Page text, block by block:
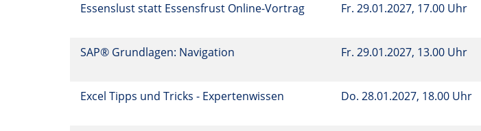
Essenslust statt Essensfrust Online-Vortrag Fr. 29.01.2027, 17.00 Uhr
SAP® Grundlagen: Navigation Fr. 29.01.2027, 13.00 Uhr
Excel Tipps und Tricks - Expertenwissen Do. 28.01.2027, 18.00 Uhr